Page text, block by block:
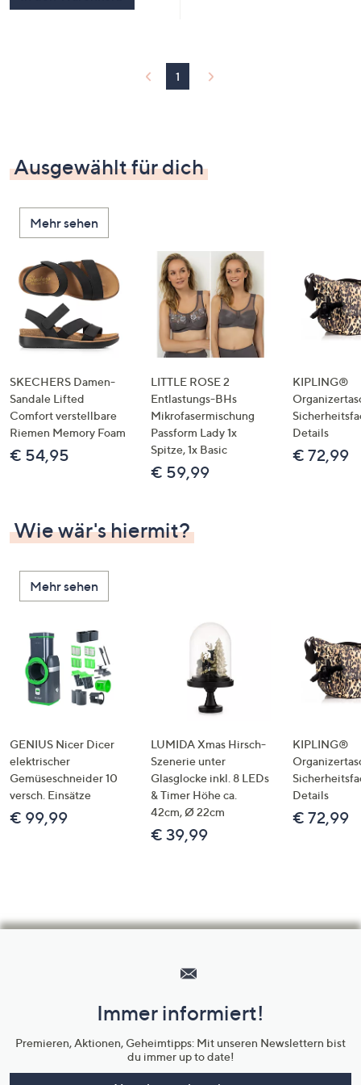
1
Ausgewählt für dich
Mehr sehen
SKECHERS Damen-
Sandale Lifted
Comfort verstellbare
Riemen Memory Foam
€ 54,95
LITTLE ROSE 2
Entlastungs-BHs
Mikrofasermischung
Passform Lady 1x
Spitze, 1x Basic
€ 59,99
KIPLING®
Details
€ 72,99
Wie wär's hiermit?
Mehr sehen
GENIUS Nicer Dicer
elektrischer
Gemüseschneider 10
versch. Einsätze
€ 99,99
LUMIDA Xmas Hirsch-
Szenerie unter
Glasglocke inkl. 8 LEDs
& Timer Höhe ca.
42cm, Ø 22cm
€ 39,99
KIPLING®
Details
€ 72,99
Unternehmensinformationen
Immer informiert!
Premieren, Aktionen, Geheimtipps: Mit unseren Newslettern bist
du immer up to date!